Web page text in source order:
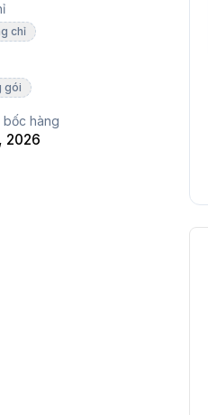
chỉ
gói
bốc hàng
2026